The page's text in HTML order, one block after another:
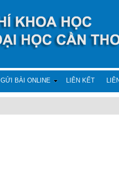
GỬI BÀI ONLINE LIÊN KẾT